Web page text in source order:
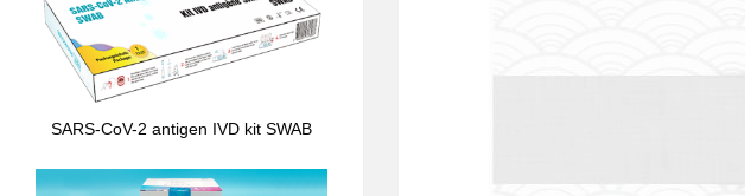
SARS-CoV-2 antigen IVD kit SWAB